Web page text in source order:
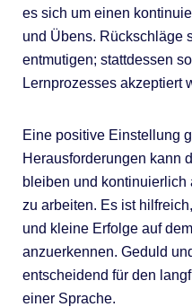
es sich um einen
und Übens. Rückschläge
entmutigen; stattdessen
Lernprozesses akzeptiert
Eine positive Einstellung
Herausforderungen kann
bleiben und kontinuierlich
zu arbeiten. Es ist
und kleine Erfolge auf
anzuerkennen. Geduld
entscheidend für den
einer Sprache.